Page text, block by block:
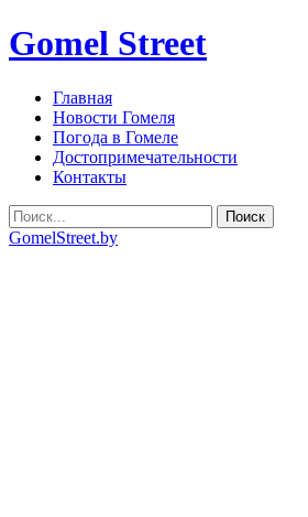
Gomel Street
Главная
Новости Гомеля
Погода в Гомеле
Достопримечательности
Контакты
GomelStreet.by